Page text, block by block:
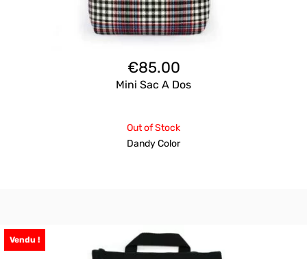
€85.00
Mini Sac A Dos
Out of Stock
Dandy Color
Vendu !